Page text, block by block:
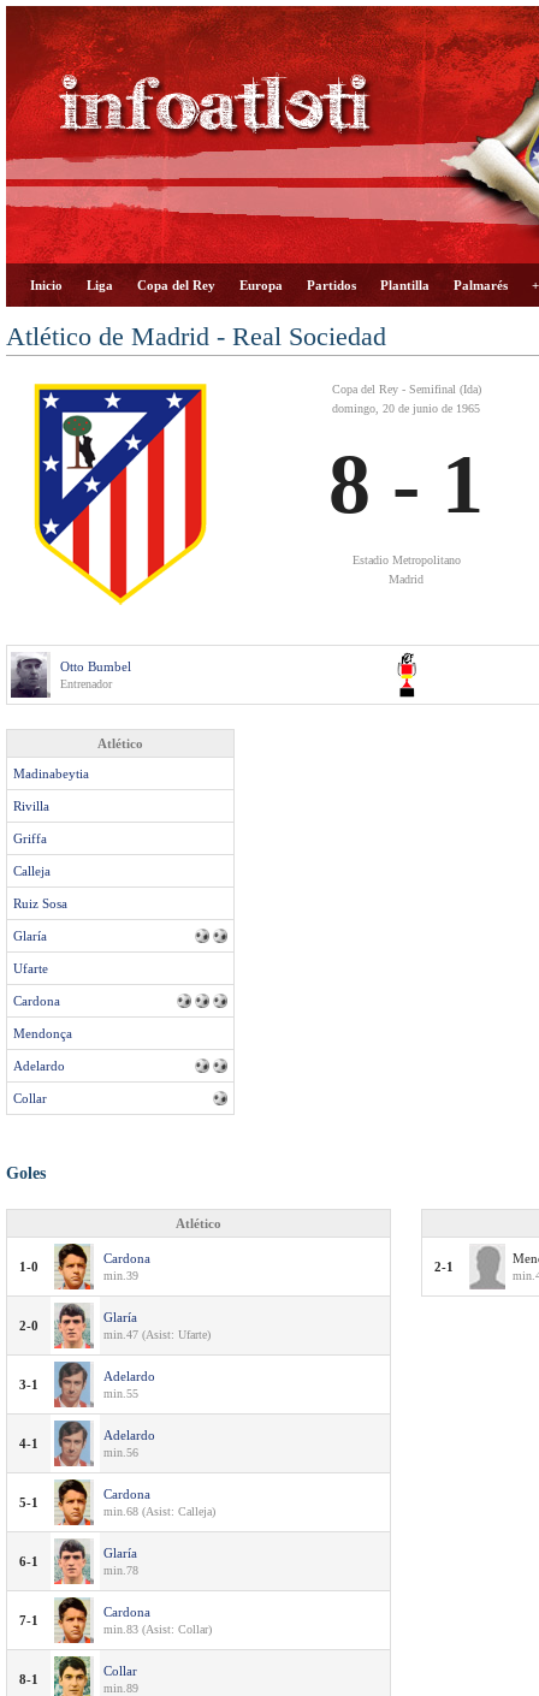
Inicio Liga Copa del Rey Europa Partidos Plantilla Palmarés
Atlético de Madrid - Real Sociedad
Copa del Rey - Semifinal (Ida)
domingo, 20 de junio de 1965
8 - 1
Estadio Metropolitano
Madrid
Otto Bumbel
Entrenador
Atlético
Madinabeytia
Rivilla
Griffa
Calleja
Ruiz Sosa
Glaría
Ufarte
Cardona
Mendonça
Adelardo
Collar
Goles
Atlético
1-0
Cardona
min.39
2-0
Glaría
min.47 (Asist: Ufarte)
3-1
Adelardo
min.55
4-1
Adelardo
min.56
5-1
Cardona
min.68 (Asist: Calleja)
6-1
Glaría
min.78
7-1
Cardona
min.83 (Asist: Collar)
8-1
Collar
min.89
2-1